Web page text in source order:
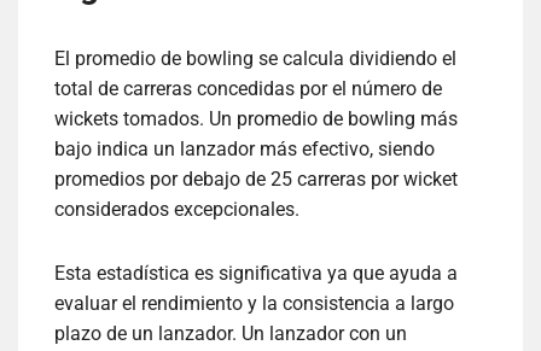
El promedio de bowling se calcula dividiendo el
total de carreras concedidas por el número de
wickets tomados. Un promedio de bowling más
bajo indica un lanzador más efectivo, siendo
promedios por debajo de 25 carreras por wicket
considerados excepcionales.
Esta estadística es significativa ya que ayuda a
evaluar el rendimiento y la consistencia a largo
plazo de un lanzador. Un lanzador con un